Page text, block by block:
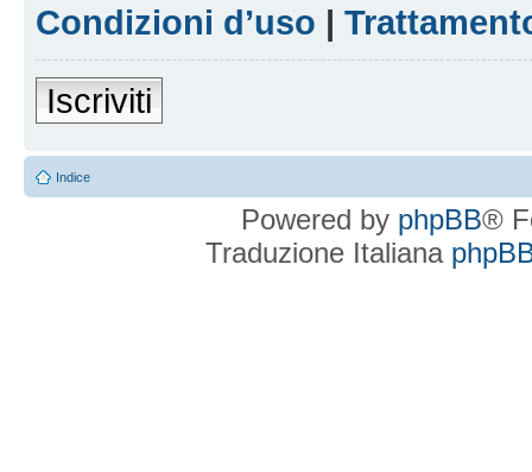
Condizioni d’uso |
Iscriviti
Indice
Powered by phpBB®
Traduzione Italiana